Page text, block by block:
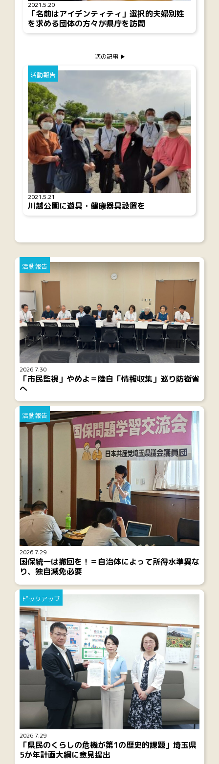
2021.5.20
「名前はアイデンティティ」選択的夫婦別姓
を求める団体の方々が県庁を訪問
2021.5.21
活動報告
川越公園に遊具・健康器具設置を
次の記事
2026.7.30
活動報告
「市民監視」やめよ＝陸自「情報収集」巡り防衛省
へ
2026.7.29
活動報告
国保統一は撤回を！＝自治体によって所得水準異な
り、独自減免必要
2026.7.29
ピックアップ
「県民のくらしの危機が第1の歴史的課題」埼玉県
5か年計画大綱に意見提出